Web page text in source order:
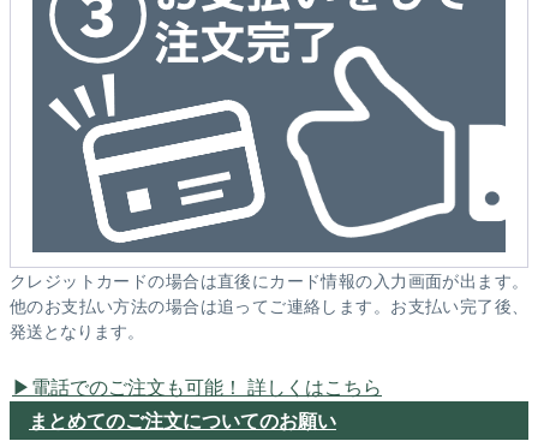
クレジットカードの場合は直後にカード情報の入力画面が出ます。
他のお支払い方法の場合は追ってご連絡します。お支払い完了後、
発送となります。
電話でのご注文も可能！ 詳しくはこちら
まとめてのご注文についてのお願い